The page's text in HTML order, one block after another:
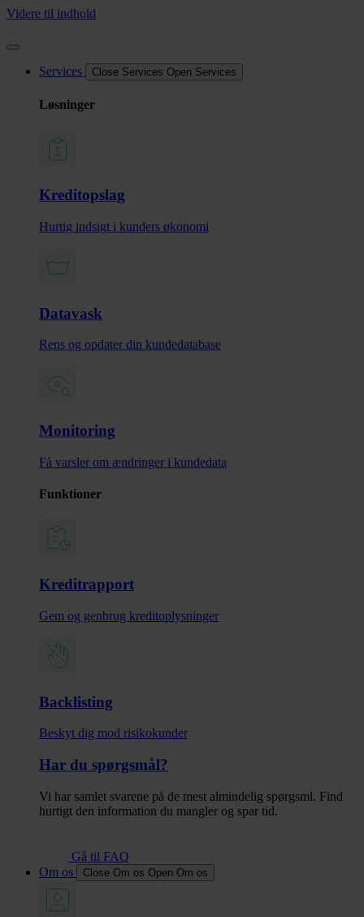
Videre til indhold
Services Close Services Open Services
Løsninger
Kreditopslag
Hurtig indsigt i kunders økonomi
Datavask
Rens og opdater din kundedatabase
Monitoring
Få varsler om ændringer i kundedata
Funktioner
Kreditrapport
Gem og genbrug kreditoplysninger
Backlisting
Beskyt dig mod risikokunder
Har du spørgsmål?
Vi har samlet svarene på de mest almindelig spørgsml. Find
hurtigt den information du mangler og spar tid.
Gå til FAQ
Om os
Close Om os Open Om os